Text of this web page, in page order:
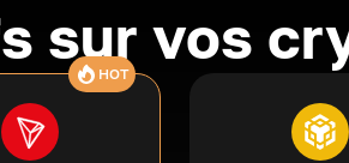
sur vos
HOT